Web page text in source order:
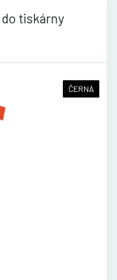
do tiskárny
ČERNÁ